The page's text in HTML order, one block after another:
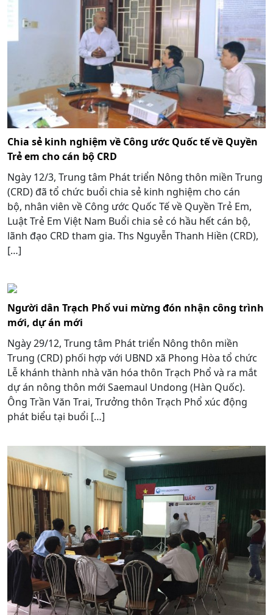
Chia sẻ kinh nghiệm về Công ước Quốc tế về Quyền
Trẻ em cho cán bộ CRD
Ngày 12/3, Trung tâm Phát triển Nông thôn miền Trung
(CRD) đã tổ chức buổi chia sẻ kinh nghiệm cho cán
bộ, nhân viên về Công ước Quốc Tế về Quyền Trẻ Em,
Luật Trẻ Em Việt Nam Buổi chia sẻ có hầu hết cán bộ,
lãnh đạo CRD tham gia. Ths Nguyễn Thanh Hiền (CRD),
[…]
Người dân Trạch Phổ vui mừng đón nhận công trình
mới, dự án mới
Ngày 29/12, Trung tâm Phát triển Nông thôn miền
Trung (CRD) phối hợp với UBND xã Phong Hòa tổ chức
Lễ khánh thành nhà văn hóa thôn Trạch Phổ và ra mắt
dự án nông thôn mới Saemaul Undong (Hàn Quốc).
Ông Trần Văn Trai, Trưởng thôn Trạch Phổ xúc động
phát biểu tại buổi […]